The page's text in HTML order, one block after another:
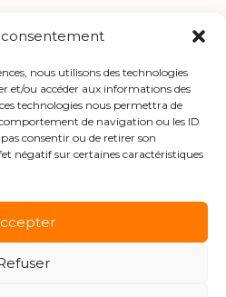
nous utilisons des technologies
et/ou accéder aux informations des
technologies nous permettra de
de navigation ou les ID
consentir ou de retirer son
négatif sur certaines caractéristiques